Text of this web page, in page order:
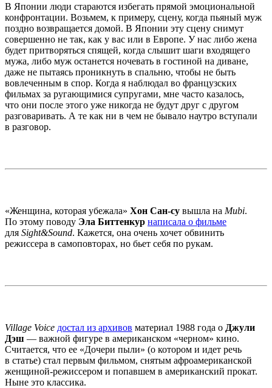
В Японии люди стараются избегать прямой эмоциональной
конфронтации. Возьмем, к примеру, сцену, когда пьяный муж
поздно возвращается домой. В Японии эту сцену снимут
совершенно не так, как у вас или в Европе. У нас либо жена
будет притворяться спящей, когда слышит шаги входящего
мужа, либо муж останется ночевать в гостиной на диване,
даже не пытаясь проникнуть в спальню, чтобы не быть
вовлеченным в спор. Когда я наблюдал во французских
фильмах за ругающимися супругами, мне часто казалось,
что они после этого уже никогда не будут друг с другом
разговаривать. А те как ни в чем не бывало наутро вступали
в разговор.
«Женщина, которая убежала» Хон Сан-су вышла на Mubi.
По этому поводу Эла Биттенкур написала о фильме
для Sight&Sound. Кажется, она очень хочет обвинить
режиссера в самоповторах, но бьет себя по рукам.
Village Voice достал из архивов материал 1988 года о Джули
Дэш — важной фигуре в американском «черном» кино.
Считается, что ее «Дочери пыли» (о котором и идет речь
в статье) стал первым фильмом, снятым афроамериканской
женщиной-режиссером и попавшем в американский прокат.
Ныне это классика.